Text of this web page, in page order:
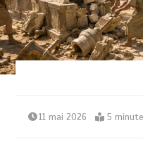
11 mai 2026 5